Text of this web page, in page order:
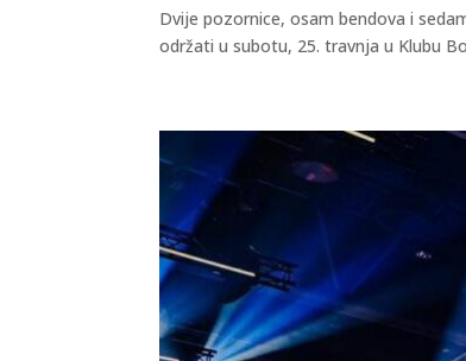
Dvije pozornice, osam bendova i
održati u subotu, 25. travnja u Klubu